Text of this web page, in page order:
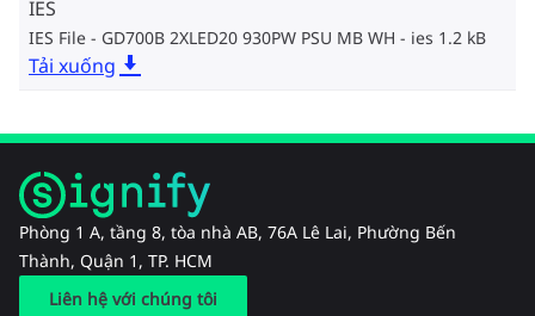
IES
IES File - GD700B 2XLED20 930PW PSU MB WH ies 1.2 kB
Tải xuống
Phòng 1 A, tầng 8, tòa nhà AB, 76A Lê Lai, Phường Bến
Thành, Quận 1, TP. HCM
Liên hệ với chúng tôi